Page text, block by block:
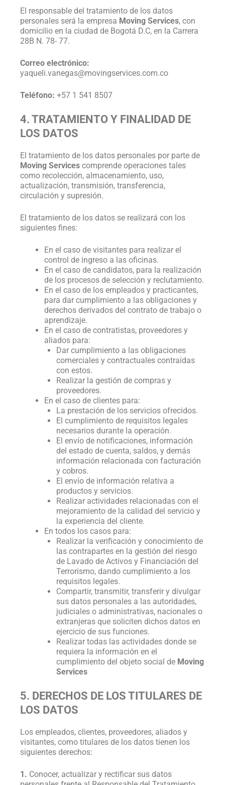
El responsable del tratamiento de los datos
personales será la empresa Moving Services, con
domicilio en la ciudad de Bogotá D.C, en la Carrera
28B N. 78- 77.
Correo electrónico:
yaqueli.vanegas@movingservices.com.co
Teléfono: +57 1 541 8507
4. TRATAMIENTO Y FINALIDAD DE
LOS DATOS
El tratamiento de los datos personales por parte de
Moving Services comprende operaciones tales
como recolección, almacenamiento, uso,
actualización, transmisión, transferencia,
circulación y supresión.
El tratamiento de los datos se realizará con los
siguientes fines:
En el caso de visitantes para realizar el
control de ingreso a las oficinas.
En el caso de candidatos, para la realización
de los procesos de selección y reclutamiento.
En el caso de los empleados y practicantes,
para dar cumplimiento a las obligaciones y
derechos derivados del contrato de trabajo o
aprendizaje.
En el caso de contratistas, proveedores y
aliados para:
Dar cumplimiento a las obligaciones
comerciales y contractuales contraídas
con estos.
Realizar la gestión de compras y
proveedores.
En el caso de clientes para:
La prestación de los servicios ofrecidos.
El cumplimiento de requisitos legales
necesarios durante la operación.
El envío de notificaciones, información
del estado de cuenta, saldos, y demás
información relacionada con facturación
y cobros.
El envío de información relativa a
productos y servicios.
Realizar actividades relacionadas con el
mejoramiento de la calidad del servicio y
la experiencia del cliente.
En todos los casos para:
Realizar la verificación y conocimiento de
las contrapartes en la gestión del riesgo
de Lavado de Activos y Financiación del
Terrorismo, dando cumplimiento a los
requisitos legales.
Compartir, transmitir, transferir y divulgar
sus datos personales a las autoridades,
judiciales o administrativas, nacionales o
extranjeras que soliciten dichos datos en
ejercicio de sus funciones.
Realizar todas las actividades donde se
requiera la información en el
cumplimiento del objeto social de Moving
Services
5. DERECHOS DE LOS TITULARES DE
LOS DATOS
Los empleados, clientes, proveedores, aliados y
visitantes, como titulares de los datos tienen los
siguientes derechos:
1. Conocer, actualizar y rectificar sus datos